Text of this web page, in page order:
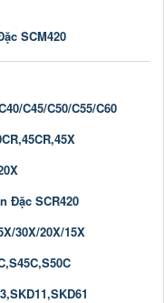
SCM420
C45/C50/C55/C60
Đặc SCR420
30X/20X/15X